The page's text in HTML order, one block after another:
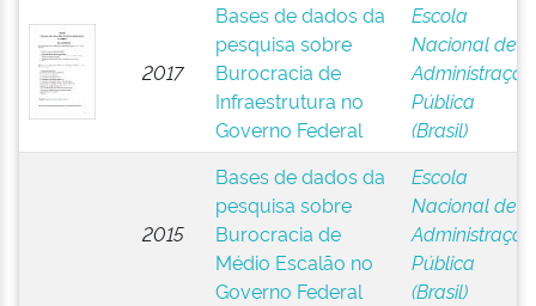
2017
Bases de dados da
pesquisa sobre
Burocracia de
Infraestrutura no
Governo Federal
Escola
Nacional de
Administração
Pública
(Brasil)
2015
Bases de dados da
pesquisa sobre
Burocracia de
Médio Escalão no
Governo Federal
Escola
Nacional de
Administração
Pública
(Brasil)